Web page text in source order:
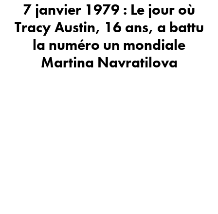
7 janvier 1979 : Le jour où
Tracy Austin, 16 ans, a battu
la numéro un mondiale
Martina Navratilova